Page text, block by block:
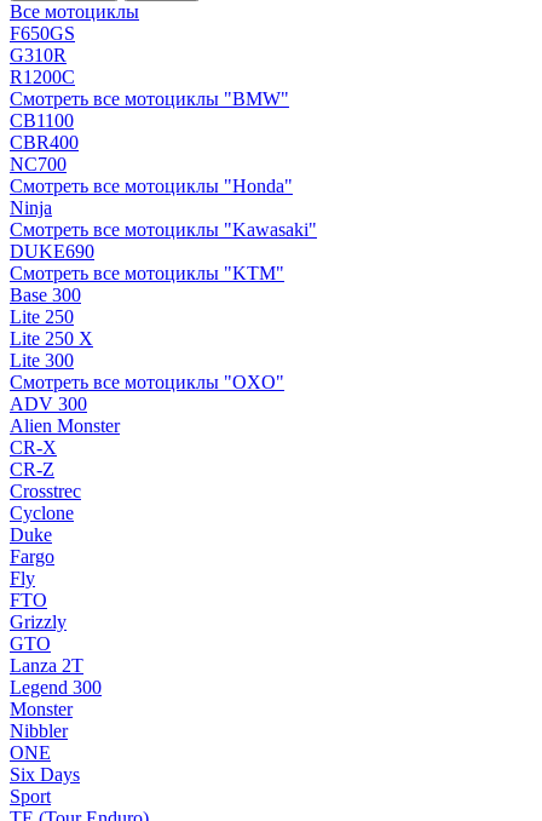
Все мотоциклы
F650GS
G310R
R1200C
Смотреть все мотоциклы "BMW"
CB1100
CBR400
NC700
Смотреть все мотоциклы "Honda"
Ninja
Смотреть все мотоциклы "Kawasaki"
DUKE690
Смотреть все мотоциклы "KTM"
Base 300
Lite 250
Lite 250 X
Lite 300
Смотреть все мотоциклы "OXO"
ADV 300
Alien Monster
CR-X
CR-Z
Crosstrec
Cyclone
Duke
Fargo
Fly
FTO
Grizzly
GTO
Lanza 2T
Legend 300
Monster
Nibbler
ONE
Six Days
Sport